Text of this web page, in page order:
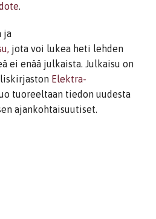
.
ja
jota voi lukea heti lehden
ei enää julkaista. Julkaisu on
Elektra-
tuoreeltaan tiedon uudesta
ajankohtaisuutiset.